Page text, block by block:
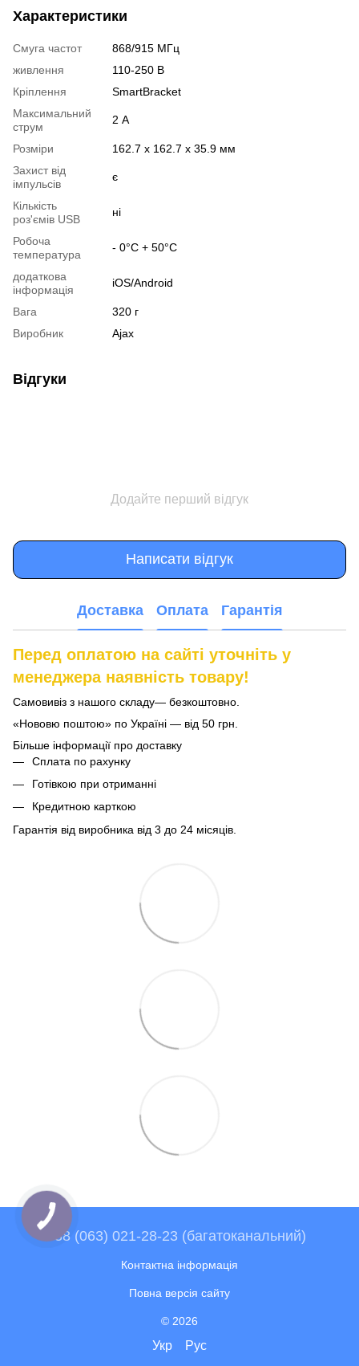
Характеристики
Смуга частот
868/915 МГц
живлення
110-250 В
Кріплення
SmartBracket
Максимальний
струм
2 А
Розміри
162.7 x 162.7 x 35.9 мм
Захист від
імпульсів
є
Кількість
роз'ємів USB
ні
Робоча
температура
- 0°C + 50°C
додаткова
інформація
iOS/Android
Вага
320 г
Виробник
Ajax
Відгуки
Додайте перший відгук
Написати відгук
Доставка Оплата Гарантія
Перед оплатою на сайті уточніть у
менеджера наявність товару!
Самовивіз з нашого складу— безкоштовно.
«Нововю поштою» по Україні — від 50 грн.
Більше інформації про доставку
Сплата по рахунку
Готівкою при отриманні
Кредитною карткою
Гарантія від виробника від 3 до 24 місяців.
+38 (063) 021-28-23 (багатоканальний)
Контактна інформація
Повна версія сайту
© 2026
Укр Рус